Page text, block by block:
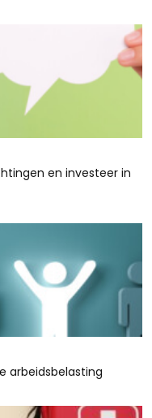
en investeer in
arbeidsbelasting